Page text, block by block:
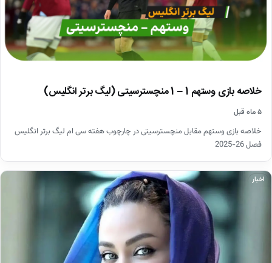
خلاصه بازی وستهم 1 – 1 منچسترسیتی (لیگ برتر انگلیس)
۵ ماه قبل
خلاصه بازی وستهم مقابل منچسترسیتی در چارچوب هفته سی ام لیگ برتر انگلیس
فصل 26-2025
اخبار